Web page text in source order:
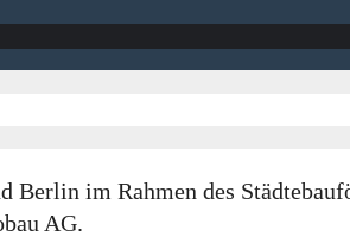
im Rahmen des
AG.